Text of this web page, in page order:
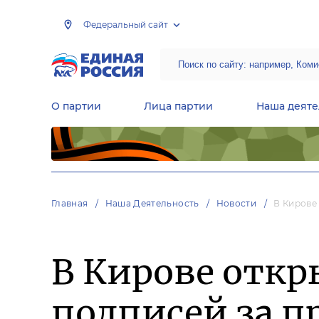
Федеральный сайт
О партии Лица партии Наша
Главная Наша Деятельность Новости В Кирове
В Кирове